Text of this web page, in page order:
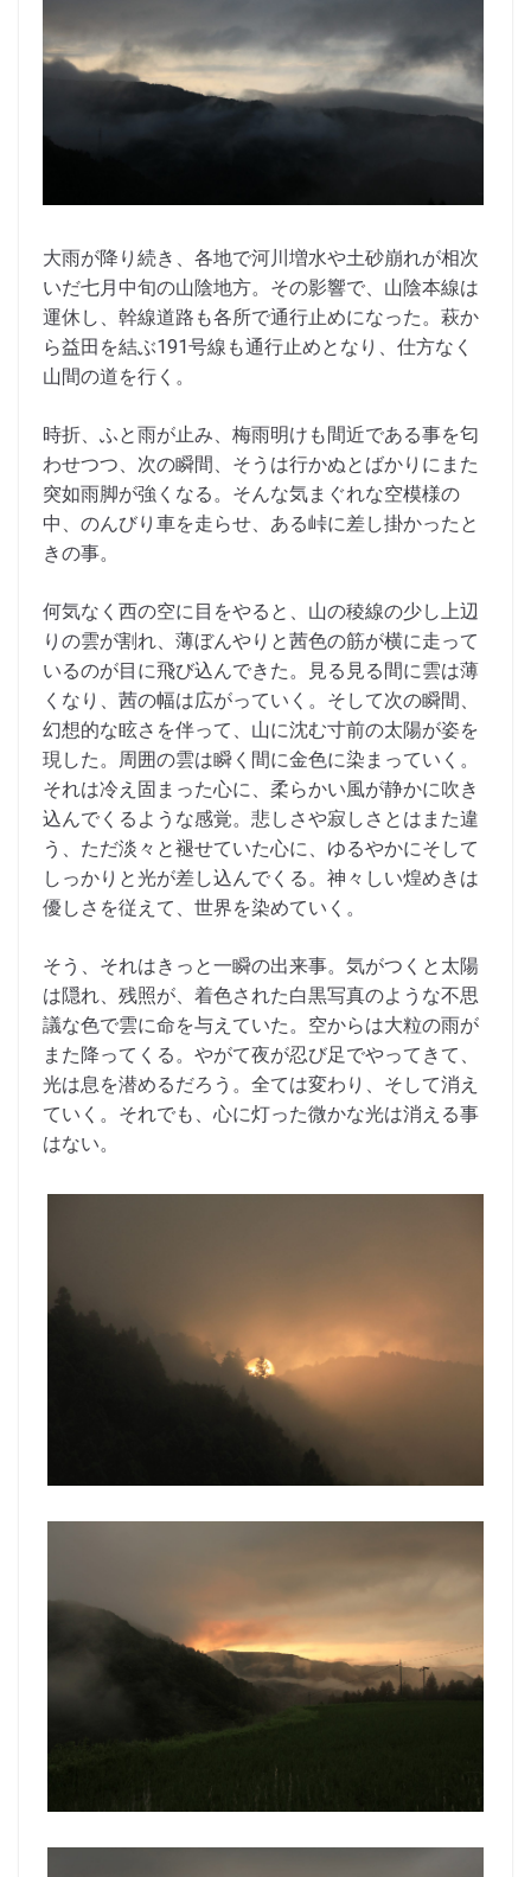
大雨が降り続き、各地で河川増水や土砂崩れが相次
いだ七月中旬の山陰地方。その影響で、山陰本線は
運休し、幹線道路も各所で通行止めになった。萩か
ら益田を結ぶ191号線も通行止めとなり、仕方なく
山間の道を行く。
時折、ふと雨が止み、梅雨明けも間近である事を匂
わせつつ、次の瞬間、そうは行かぬとばかりにまた
突如雨脚が強くなる。そんな気まぐれな空模様の
中、のんびり車を走らせ、ある峠に差し掛かったと
きの事。
何気なく西の空に目をやると、山の稜線の少し上辺
りの雲が割れ、薄ぼんやりと茜色の筋が横に走って
いるのが目に飛び込んできた。見る見る間に雲は薄
くなり、茜の幅は広がっていく。そして次の瞬間、
幻想的な眩さを伴って、山に沈む寸前の太陽が姿を
現した。周囲の雲は瞬く間に金色に染まっていく。
それは冷え固まった心に、柔らかい風が静かに吹き
込んでくるような感覚。悲しさや寂しさとはまた違
う、ただ淡々と褪せていた心に、ゆるやかにそして
しっかりと光が差し込んでくる。神々しい煌めきは
優しさを従えて、世界を染めていく。
そう、それはきっと一瞬の出来事。気がつくと太陽
は隠れ、残照が、着色された白黒写真のような不思
議な色で雲に命を与えていた。空からは大粒の雨が
また降ってくる。やがて夜が忍び足でやってきて、
光は息を潜めるだろう。全ては変わり、そして消え
ていく。それでも、心に灯った微かな光は消える事
はない。